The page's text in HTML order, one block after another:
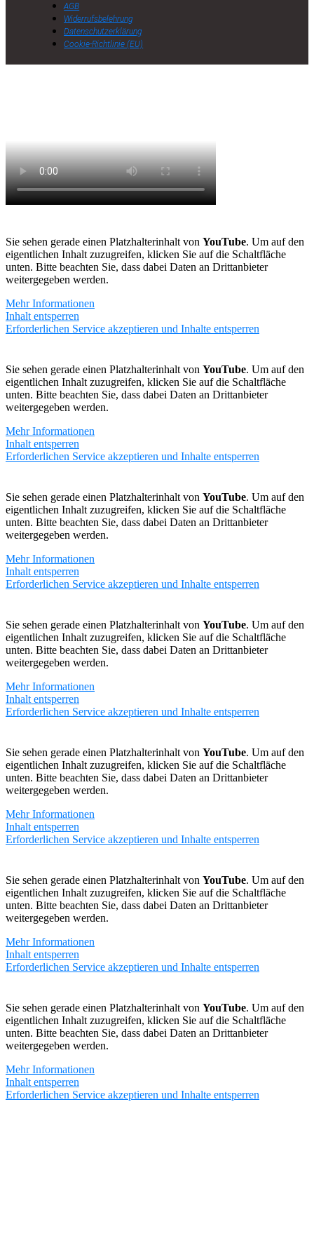
AGB
Widerrufsbelehrung
Datenschutzerklärung
Cookie-Richtlinie (EU)
Sie sehen gerade einen Platzhalterinhalt von YouTube. Um auf den
eigentlichen Inhalt zuzugreifen, klicken Sie auf die Schaltfläche
unten. Bitte beachten Sie, dass dabei Daten an Drittanbieter
weitergegeben werden.
Mehr Informationen
Inhalt entsperren
Erforderlichen Service akzeptieren und Inhalte entsperren
Sie sehen gerade einen Platzhalterinhalt von YouTube. Um auf den
eigentlichen Inhalt zuzugreifen, klicken Sie auf die Schaltfläche
unten. Bitte beachten Sie, dass dabei Daten an Drittanbieter
weitergegeben werden.
Mehr Informationen
Inhalt entsperren
Erforderlichen Service akzeptieren und Inhalte entsperren
Sie sehen gerade einen Platzhalterinhalt von YouTube. Um auf den
eigentlichen Inhalt zuzugreifen, klicken Sie auf die Schaltfläche
unten. Bitte beachten Sie, dass dabei Daten an Drittanbieter
weitergegeben werden.
Mehr Informationen
Inhalt entsperren
Erforderlichen Service akzeptieren und Inhalte entsperren
Sie sehen gerade einen Platzhalterinhalt von YouTube. Um auf den
eigentlichen Inhalt zuzugreifen, klicken Sie auf die Schaltfläche
unten. Bitte beachten Sie, dass dabei Daten an Drittanbieter
weitergegeben werden.
Mehr Informationen
Inhalt entsperren
Erforderlichen Service akzeptieren und Inhalte entsperren
Sie sehen gerade einen Platzhalterinhalt von YouTube. Um auf den
eigentlichen Inhalt zuzugreifen, klicken Sie auf die Schaltfläche
unten. Bitte beachten Sie, dass dabei Daten an Drittanbieter
weitergegeben werden.
Mehr Informationen
Inhalt entsperren
Erforderlichen Service akzeptieren und Inhalte entsperren
Sie sehen gerade einen Platzhalterinhalt von YouTube. Um auf den
eigentlichen Inhalt zuzugreifen, klicken Sie auf die Schaltfläche
unten. Bitte beachten Sie, dass dabei Daten an Drittanbieter
weitergegeben werden.
Mehr Informationen
Inhalt entsperren
Erforderlichen Service akzeptieren und Inhalte entsperren
Sie sehen gerade einen Platzhalterinhalt von YouTube. Um auf den
eigentlichen Inhalt zuzugreifen, klicken Sie auf die Schaltfläche
unten. Bitte beachten Sie, dass dabei Daten an Drittanbieter
weitergegeben werden.
Mehr Informationen
Inhalt entsperren
Erforderlichen Service akzeptieren und Inhalte entsperren